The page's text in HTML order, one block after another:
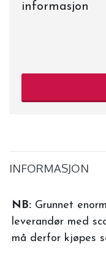
informasjon
INFORMASJON
NB: Grunnet
leverandør med
må derfor kjøpes